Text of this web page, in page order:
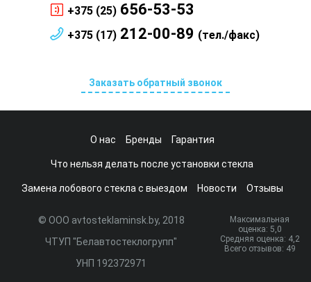
+375 (25) 656-53-53
+375 (17) 212-00-89 (тел./факс)
Заказать обратный звонок
О нас Бренды Гарантия
Что нельзя делать после установки стекла
Замена лобового стекла с выездом Новости Отзывы
© ООО avtosteklaminsk.by, 2018
ЧТУП "Белавтостеклогрупп"
УНП 192372971
Максимальная
оценка: 5,0
Средняя оценка: 4,2
Всего отзывов: 49